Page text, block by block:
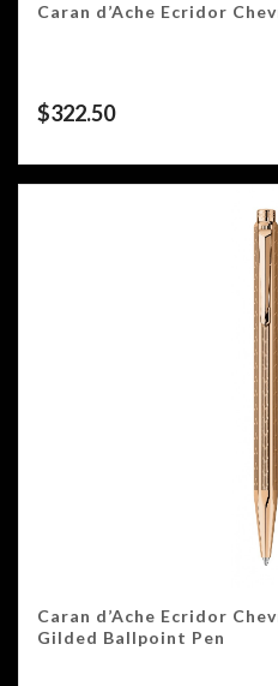
Caran d’Ache Ecridor
$322.50
Caran d’Ache Ecridor
Gilded Ballpoint Pen